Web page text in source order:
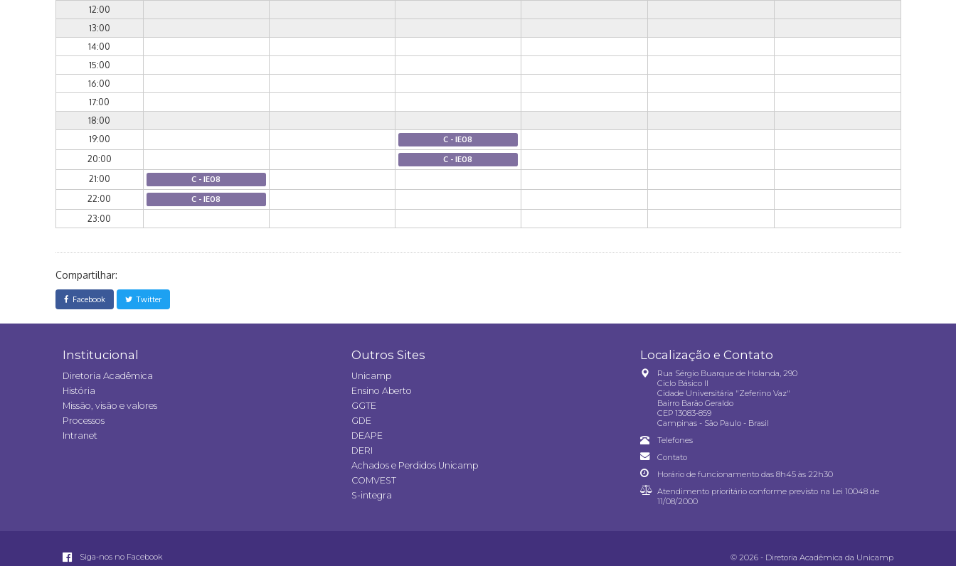
12:00
13:00
14:00
15:00
16:00
17:00
18:00
19:00
C - IE08
20:00 C - IE08
21:00 C - IE08
22:00 C - IE08
23:00
Compartilhar:
Facebook Twitter
Institucional
Diretoria Acadêmica
História
Missão, visão e valores
Processos
Intranet
Outros Sites
Unicamp
Ensino Aberto
GGTE
GDE
DEAPE
DERI
Achados e Perdidos Unicamp
COMVEST
S-integra
Localização e Contato
Rua Sérgio Buarque de Holanda, 290
Ciclo Básico II
Cidade Universitária "Zeferino Vaz"
Bairro Barão Geraldo
CEP 13083-859
Campinas - São Paulo - Brasil
Telefones
Contato
Horário de funcionamento das 8h45 às 22h30
Atendimento prioritário conforme previsto na Lei 10048 de
11/08/2000
Siga-nos no Facebook © 2026 - Diretoria Acadêmica da Unicamp